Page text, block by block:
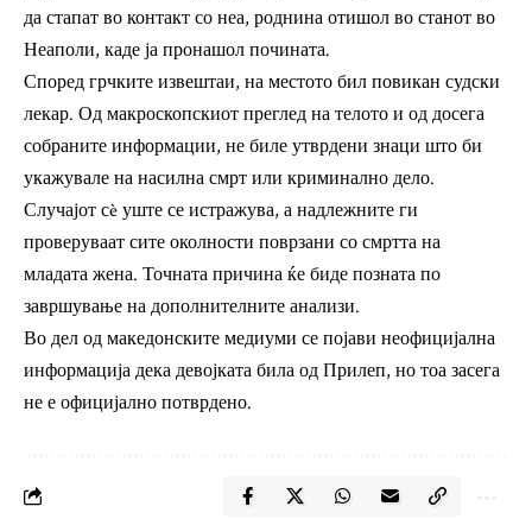
да стапат во контакт со неа, роднина отишол во станот во
Неаполи, каде ја пронашол почината.
Според грчките извештаи, на местото бил повикан судски
лекар. Од макроскопскиот преглед на телото и од досега
собраните информации, не биле утврдени знаци што би
укажувале на насилна смрт или криминално дело.
Случајот сè уште се истражува, а надлежните ги
проверуваат сите околности поврзани со смртта на
младата жена. Точната причина ќе биде позната по
завршување на дополнителните анализи.
Во дел од македонските медиуми се појави неофицијална
информација дека девојката била од Прилеп, но тоа засега
не е официјално потврдено.